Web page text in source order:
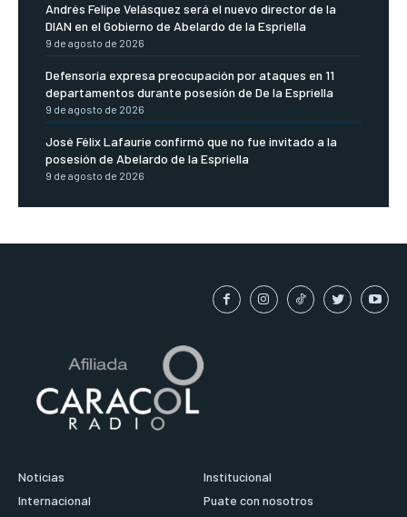
Andrés Felipe Velásquez será el nuevo director de la
DIAN en el Gobierno de Abelardo de la Espriella
9 de agosto de 2026
Defensoría expresa preocupación por ataques en 11
departamentos durante posesión de De la Espriella
9 de agosto de 2026
José Félix Lafaurie confirmó que no fue invitado a la
posesión de Abelardo de la Espriella
9 de agosto de 2026
Noticias
Internacional
Institucional
Puate con nosotros